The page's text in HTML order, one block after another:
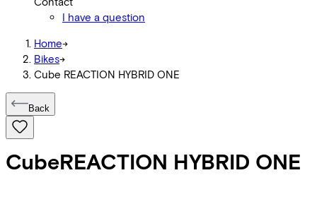
I have a question
Home->
Bikes->
Cube REACTION HYBRID ONE
Back
CubeREACTION HYBRID ONE